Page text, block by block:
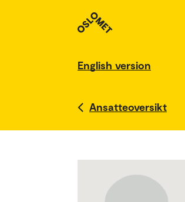
English version
Ansatteoversikt